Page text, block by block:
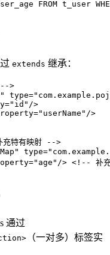
extends 继承：
-->
type=
="id" />
="userName" />
特有映射 -->
type=
="age" /> <!-- 补
通过
（一对多）标签实